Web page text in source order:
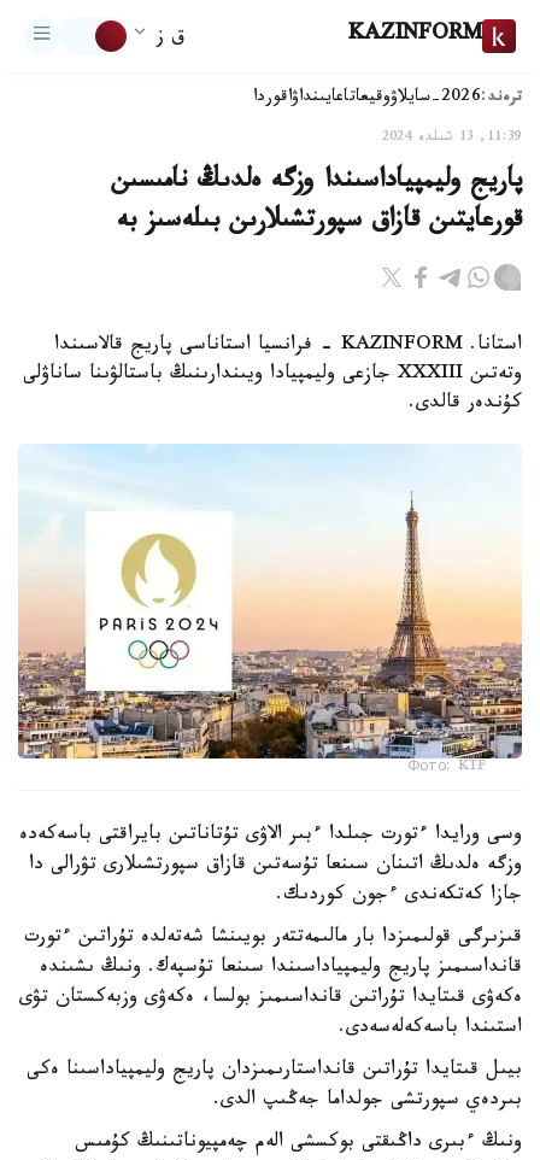
KAZINFORM ق ز
ترەند:2026-سايلاۋ وقيعاتاعايىنداۋاقوردا
11:39, 13 شىلدە 2024
پاريج وليمپياداسىندا وزگە ەلدىڭ نامىسىن
قورعايتىن قازاق سپورتشىلارىن بىلەسىز بە
استانا. KAZINFORM - فرانسيا استاناسى پاريج قالاسىندا
وتەتىن XXXIII جازعى وليمپيادا ويىندارىنىڭ باستالۋىنا ساناۋلى
كۇندەر قالدى.
Фото: KTF
وسى ورايدا ءتورت جىلدا ءبىر الاۋى تۇتاناتىن بايراقتى باسەكەدە
وزگە ەلدىڭ اتىنان سىنعا تۇسەتىن قازاق سپورتشىلارى تۋرالى دا
جازا كەتكەندى ءجون كوردىك.
قىزىرگى قولىمىزدا بار مالىمەتتەر بويىنشا شەتەلدە تۇراتىن ءتورت
قانداسىمىز پاريج وليمپياداسىندا سىنعا تۇسپەك. ونىڭ ىشىندە
ەكەۋى قىتايدا تۇراتىن قانداسىمىز بولسا، ەكەۋى وزبەكستان تۋى
استىندا باسەكەلەسەدى.
بيىل قىتايدا تۇراتىن قانداستارىمىزدان پاريج وليمپياداسىنا ەكى
بىردەي سپورتشى جولداما جەڭىپ الدى.
ونىڭ ءبىرى داڭىقتى بوكسشى الەم چەمپيوناتىنىڭ كۇمىس